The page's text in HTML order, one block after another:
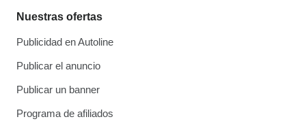
Nuestras ofertas
Publicidad en Autoline
Publicar el anuncio
Publicar un banner
Programa de afiliados